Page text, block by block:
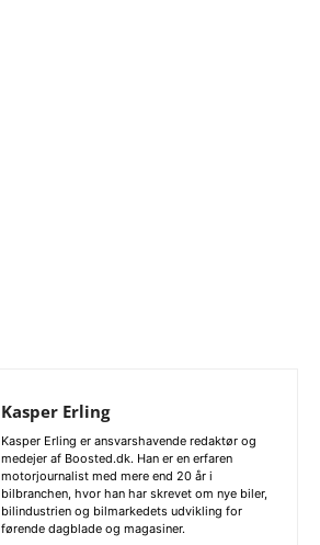
Kasper Erling
Kasper Erling er ansvarshavende redaktør og
medejer af Boosted.dk. Han er en erfaren
motorjournalist med mere end 20 år i
bilbranchen, hvor han har skrevet om nye biler,
bilindustrien og bilmarkedets udvikling for
førende dagblade og magasiner.